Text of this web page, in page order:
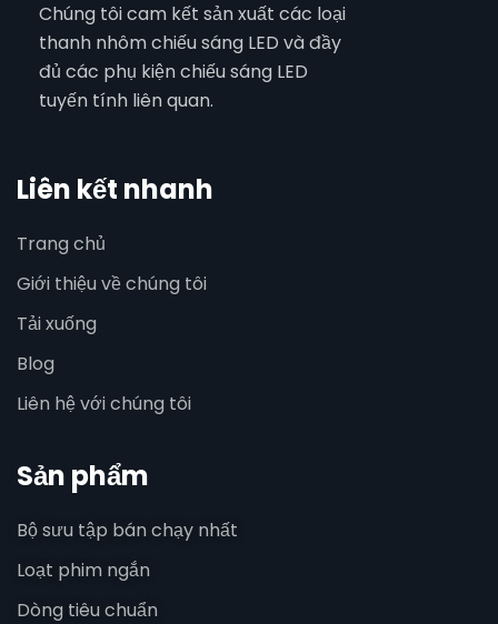
Chúng tôi cam kết sản xuất các loại
thanh nhôm chiếu sáng LED và đầy
đủ các phụ kiện chiếu sáng LED
tuyến tính liên quan.
Liên kết nhanh
Trang chủ
Giới thiệu về chúng tôi
Tải xuống
Blog
Liên hệ với chúng tôi
Sản phẩm
Bộ sưu tập bán chạy nhất
Loạt phim ngắn
Dòng tiêu chuẩn